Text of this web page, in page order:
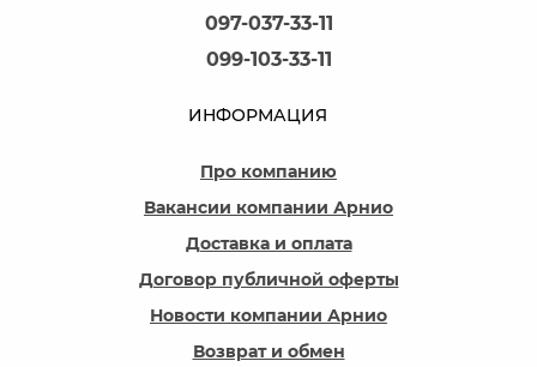
097-037-33-11
099-103-33-11
ИНФОРМАЦИЯ
Про компанию
Вакансии компании Арнио
Доставка и оплата
Договор публичной оферты
Новости компании Арнио
Возврат и обмен